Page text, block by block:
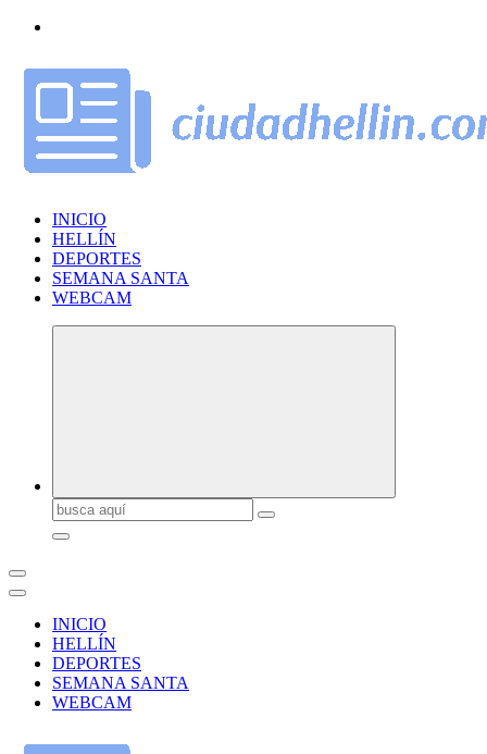
Saltar
contenido
INICIO
HELLÍN
DEPORTES
SEMANA SANTA
WEBCAM
Buscar:
INICIO
HELLÍN
DEPORTES
SEMANA SANTA
WEBCAM